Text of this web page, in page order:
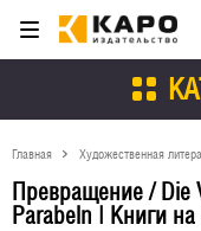
Главная Художественная
Превращение / Die
Parabeln | Книги